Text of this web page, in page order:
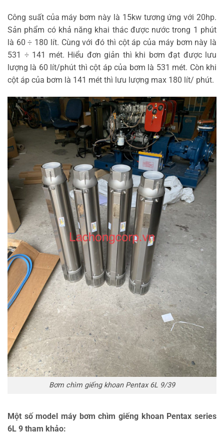
Công suất của máy bơm này là 15kw tương ứng với 20hp.
Sản phẩm có khả năng khai thác được nước trong 1 phút
là 60 ÷ 180 lít. Cùng với đó thì cột áp của máy bơm này là
531 ÷ 141 mét. Hiểu đơn giản thì khi bơm đạt được lưu
lượng là 60 lít/phút thì cột áp của bơm là 531 mét. Còn khi
cột áp của bơm là 141 mét thì lưu lượng max 180 lít/ phút.
Bơm chìm giếng khoan Pentax 6L 9/39
Một số model máy bơm chìm giếng khoan Pentax series
6L 9 tham khảo: